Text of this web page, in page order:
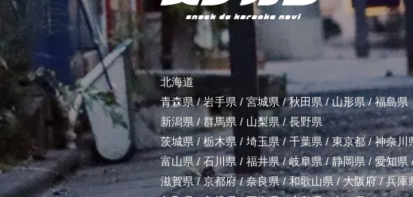
北海道
青森県/岩手県 / 宮城県 /秋田県 /山形県/福島県
新潟県 / 群馬県 / 山梨県/長野県
茨城県 / 栃木県 / 埼玉県/ 千葉県 /東京都/神奈川
富山県/ 石川県 / 福井県/岐阜県/静岡県/ 愛知県
滋賀県/京都府/奈良県/和歌山県 /大阪府/兵庫